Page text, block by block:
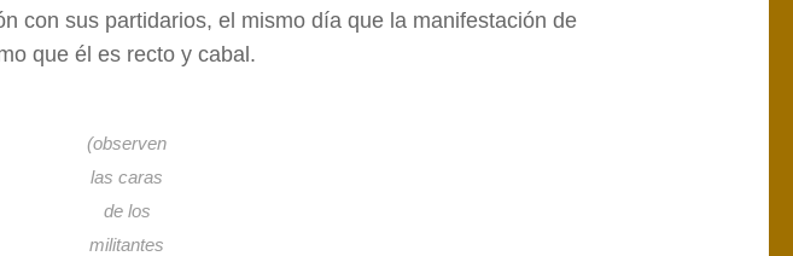
con sus partidarios, el mismo día que la manifestación de
que él es recto y cabal.
(observen
las caras
de los
militantes